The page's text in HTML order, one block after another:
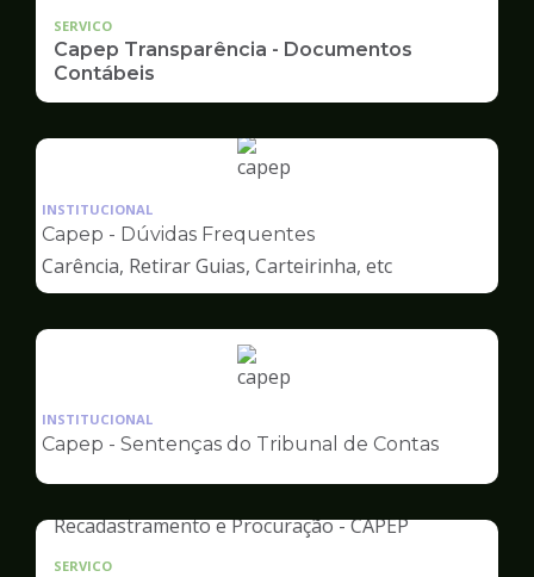
SERVICO
Capep Transparência - Documentos
Contábeis
Ilustração
pagina
de
Capep
INSTITUCIONAL
Capep - Dúvidas Frequentes
Carência, Retirar Guias, Carteirinha, etc
Ilustração
pagina
Capep
INSTITUCIONAL
Capep - Sentenças do Tribunal de Contas
SERVICO